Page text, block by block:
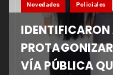
Novedades Policiales
IDENTIFICARON
VÍA PÚBLICA